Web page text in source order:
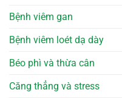
Bệnh viêm gan
Bệnh viêm loét dạ dày
Béo phì và thừa cân
Căng thẳng và stress